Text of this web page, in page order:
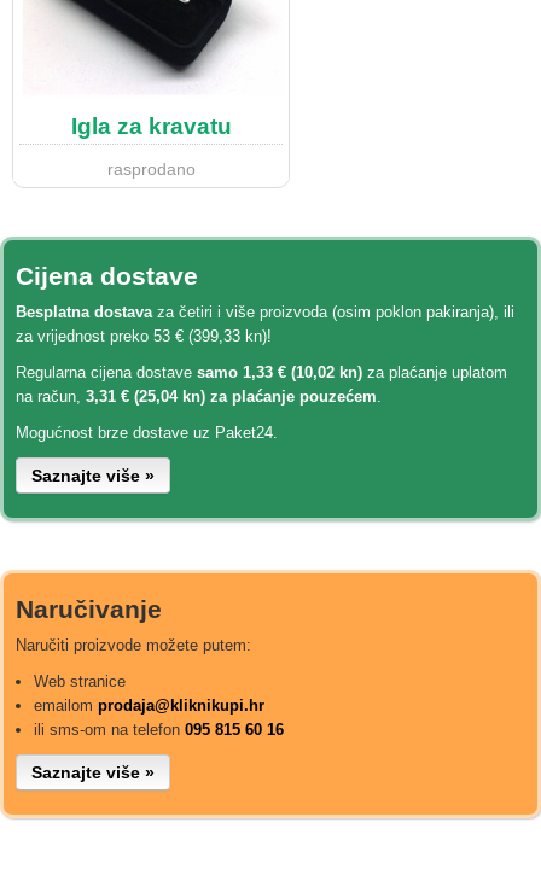
Igla za kravatu
rasprodano
Cijena dostave
Besplatna dostavaza četiri i više proizvoda (osim poklon pakiranja), ili
za vrijednost preko 53 € (399,33 kn)!
Regularna cijena dostave samo 1,33 € (10,02 kn) za plaćanje uplatom
na račun, 3,31 € (25,04 kn) za plaćanje pouzećem.
Mogućnost brze dostave uz Paket24.
Saznajte više »
Naručivanje
Naručiti proizvode možete putem:
Web stranice
emailom prodaja@kliknikupi.hr
ili sms-om na telefon 095 815 60 16
Saznajte više »